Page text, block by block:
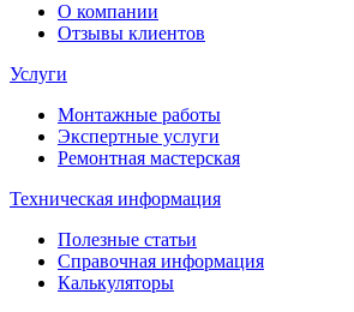
О компании
Отзывы клиентов
Услуги
Монтажные работы
Экспертные услуги
Ремонтная мастерская
Техническая информация
Полезные статьи
Справочная информация
Калькуляторы